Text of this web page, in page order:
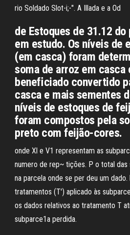
rio Soldado Slot-i;-". A Illada e a Od
de Estoques de 31.12 do
em estudo. Os níveis de
(em casca) foram
soma de arroz em casca
beneﬁciado convertido
casca e mais sementes
níveis de estoques de
foram compostos pela
preto com feijão-cores.
onde Xl e V1 representam as
numero de rep~ tições. P o total das
na parcela onde se per­ deu um
tratamentos (T') aplicado às
os dados relativos ao tratamento T
subparce1a perdida.